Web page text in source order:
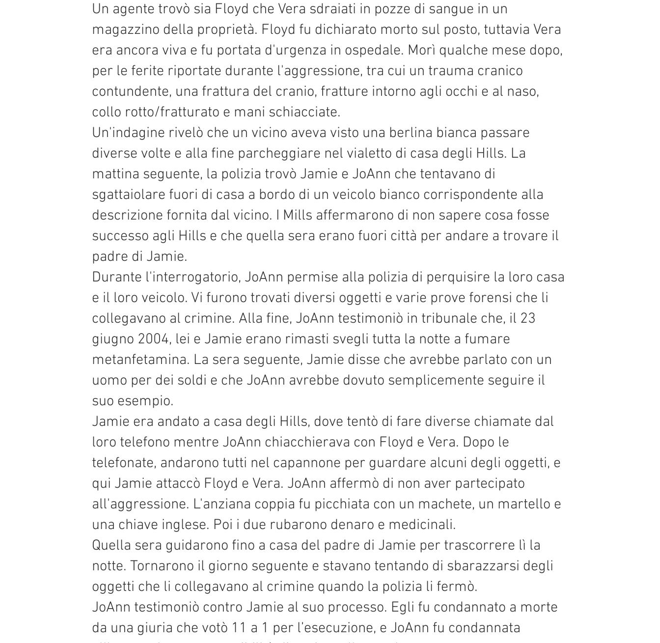
Un agente trovò sia Floyd che Vera sdraiati in pozze di sangue in un
magazzino della proprietà. Floyd fu dichiarato morto sul posto, tuttavia Vera
era ancora viva e fu portata d'urgenza in ospedale. Morì qualche mese dopo,
per le ferite riportate durante l'aggressione, tra cui un trauma cranico
contundente, una frattura del cranio, fratture intorno agli occhi e al naso,
collo rotto/fratturato e mani schiacciate.
Un'indagine rivelò che un vicino aveva visto una berlina bianca passare
diverse volte e alla fine parcheggiare nel vialetto di casa degli Hills. La
mattina seguente, la polizia trovò Jamie e JoAnn che tentavano di
sgattaiolare fuori di casa a bordo di un veicolo bianco corrispondente alla
descrizione fornita dal vicino. I Mills affermarono di non sapere cosa fosse
successo agli Hills e che quella sera erano fuori città per andare a trovare il
padre di Jamie.
Durante l'interrogatorio, JoAnn permise alla polizia di perquisire la loro casa
e il loro veicolo. Vi furono trovati diversi oggetti e varie prove forensi che li
collegavano al crimine. Alla fine, JoAnn testimoniò in tribunale che, il 23
giugno 2004, lei e Jamie erano rimasti svegli tutta la notte a fumare
metanfetamina. La sera seguente, Jamie disse che avrebbe parlato con un
uomo per dei soldi e che JoAnn avrebbe dovuto semplicemente seguire il
suo esempio.
Jamie era andato a casa degli Hills, dove tentò di fare diverse chiamate dal
loro telefono mentre JoAnn chiacchierava con Floyd e Vera. Dopo le
telefonate, andarono tutti nel capannone per guardare alcuni degli oggetti, e
qui Jamie attaccò Floyd e Vera. JoAnn affermò di non aver partecipato
all'aggressione. L'anziana coppia fu picchiata con un machete, un martello e
una chiave inglese. Poi i due rubarono denaro e medicinali.
Quella sera guidarono fino a casa del padre di Jamie per trascorrere lì la
notte. Tornarono il giorno seguente e stavano tentando di sbarazzarsi degli
oggetti che li collegavano al crimine quando la polizia li fermò.
JoAnn testimoniò contro Jamie al suo processo. Egli fu condannato a morte
da una giuria che votò 11 a 1 per l’esecuzione, e JoAnn fu condannata